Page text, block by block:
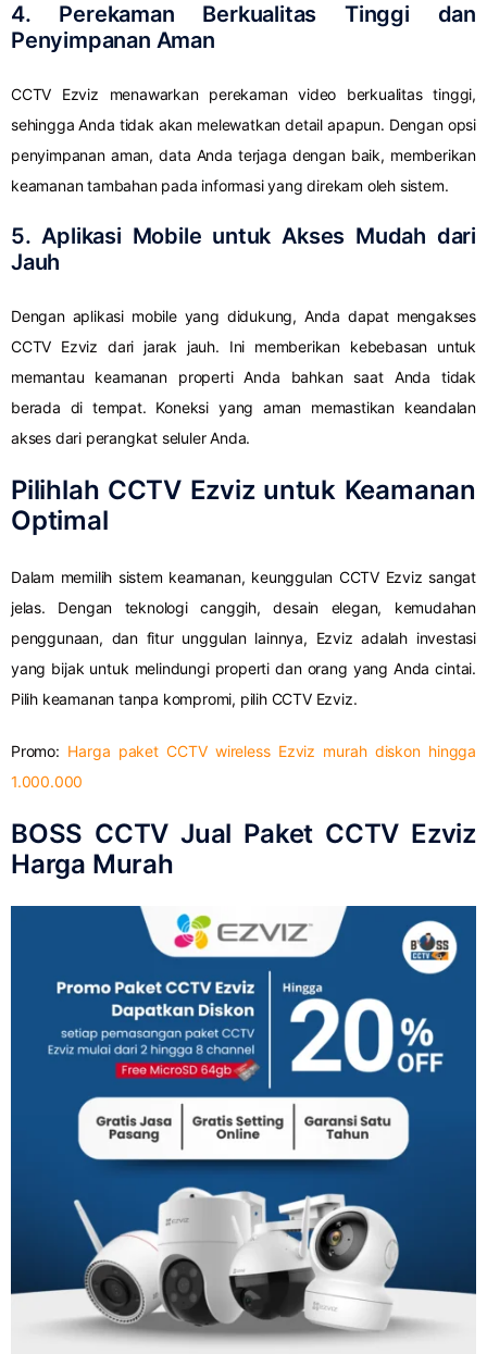
4. Perekaman Berkualitas Tinggi dan
Penyimpanan Aman
CCTV Ezviz menawarkan perekaman video berkualitas tinggi,
sehingga Anda tidak akan melewatkan detail apapun. Dengan opsi
penyimpanan aman, data Anda terjaga dengan baik, memberikan
keamanan tambahan pada informasi yang direkam oleh sistem.
5. Aplikasi Mobile untuk Akses Mudah dari
Jauh
Dengan aplikasi mobile yang didukung, Anda dapat mengakses
CCTV Ezviz dari jarak jauh. Ini memberikan kebebasan untuk
memantau keamanan properti Anda bahkan saat Anda tidak
berada di tempat. Koneksi yang aman memastikan keandalan
akses dari perangkat seluler Anda.
Pilihlah CCTV Ezviz untuk Keamanan
Optimal
Dalam memilih sistem keamanan, keunggulan CCTV Ezviz sangat
jelas. Dengan teknologi canggih, desain elegan, kemudahan
penggunaan, dan fitur unggulan lainnya, Ezviz adalah investasi
yang bijak untuk melindungi properti dan orang yang Anda cintai.
Pilih keamanan tanpa kompromi, pilih CCTV Ezviz.
Promo: Harga paket CCTV wireless Ezviz murah diskon hingga
1.000.000
BOSS CCTV Jual Paket CCTV Ezviz
Harga Murah